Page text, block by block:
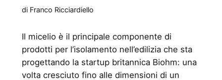
di Franco Ricciardiello
Il micelio è il principale componente di
prodotti per l’isolamento nell’edilizia che sta
progettando la startup britannica Biohm: una
volta cresciuto fino alle dimensioni di un